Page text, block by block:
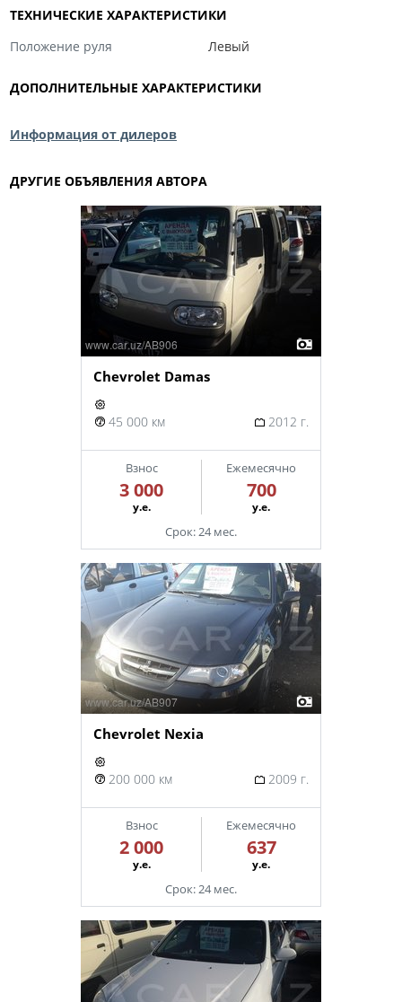
ТЕХНИЧЕСКИЕ ХАРАКТЕРИСТИКИ
Положение руля
Левый
ДОПОЛНИТЕЛЬНЫЕ ХАРАКТЕРИСТИКИ
Информация от дилеров
ДРУГИЕ ОБЪЯВЛЕНИЯ АВТОРА
Chevrolet Damas
45 000 км 2012 г.
Взнос
3 000
у.е.
Ежемесячно
700
у.е.
Срок: 24 мес.
Chevrolet Nexia
200 000 км 2009 г.
Взнос
2 000
у.е.
Ежемесячно
637
у.е.
Срок: 24 мес.